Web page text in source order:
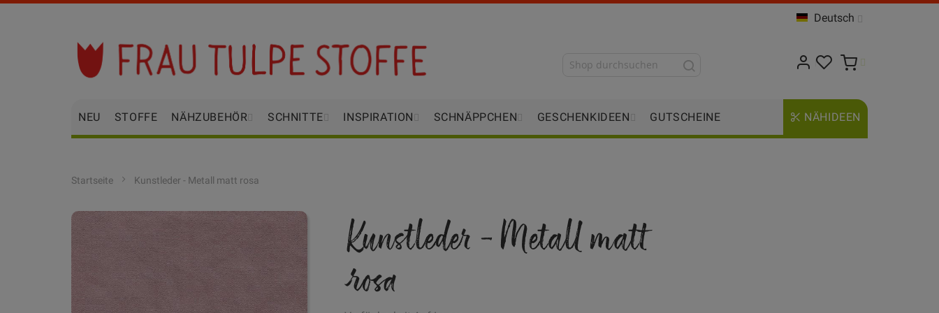
Inhalt
springen
Deutsch
NEU STOFFE NÄHZUBEHÖR SCHNITTE INSPIRATION SCHNÄPPCHEN GESCHENKIDEEN GUTSCHEINE NÄHIDEEN
Startseite Kunstleder - Metall matt rosa
Zum
Ende
der
Bildgalerie
springen
Kunstleder - Metall matt
rosa